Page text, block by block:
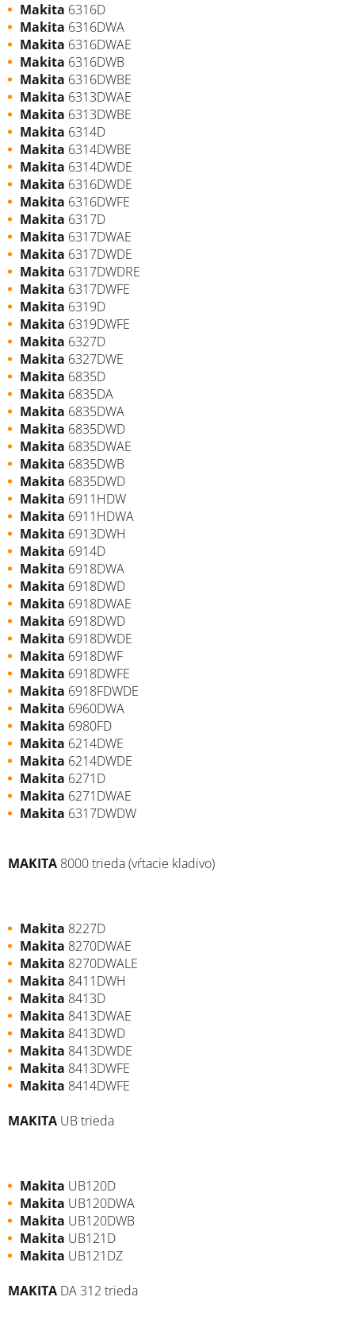
Makita 6316D
Makita 6316DWA
Makita 6316DWAE
Makita 6316DWB
Makita 6316DWBE
Makita 6313DWAE
Makita 6313DWBE
Makita 6314D
Makita 6314DWBE
Makita 6314DWDE
Makita 6316DWDE
Makita 6316DWFE
Makita 6317D
Makita 6317DWAE
Makita 6317DWDE
Makita 6317DWDRE
Makita 6317DWFE
Makita 6319D
Makita 6319DWFE
Makita 6327D
Makita 6327DWE
Makita 6835D
Makita 6835DA
Makita 6835DWA
Makita 6835DWD
Makita 6835DWAE
Makita 6835DWB
Makita 6835DWD
Makita 6911HDW
Makita 6911HDWA
Makita 6913DWH
Makita 6914D
Makita 6918DWA
Makita 6918DWD
Makita 6918DWAE
Makita 6918DWD
Makita 6918DWDE
Makita 6918DWF
Makita 6918DWFE
Makita 6918FDWDE
Makita 6960DWA
Makita 6980FD
Makita 6214DWE
Makita 6214DWDE
Makita 6271D
Makita 6271DWAE
Makita 6317DWDW
MAKITA 8000 trieda (vŕtacie kladivo)
Makita 8227D
Makita 8270DWAE
Makita 8270DWALE
Makita 8411DWH
Makita 8413D
Makita 8413DWAE
Makita 8413DWD
Makita 8413DWDE
Makita 8413DWFE
Makita 8414DWFE
MAKITA UB trieda
Makita UB120D
Makita UB120DWA
Makita UB120DWB
Makita UB121D
Makita UB121DZ
MAKITA DA 312 trieda